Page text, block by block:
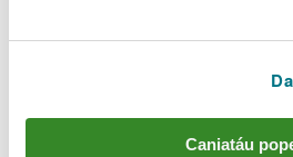
Caniatáu
unrhyw wres ar gyfer
Rhaid i osodiadau effaith isel